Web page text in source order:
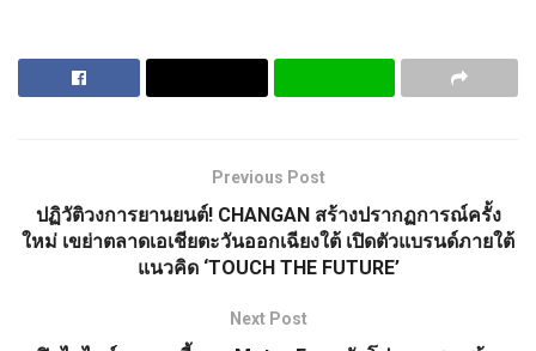
Previous Post
ปฏิวัติวงการยานยนต์! CHANGAN สร้างปรากฏการณ์ครั้ง
ใหม่ เขย่าตลาดเอเชียตะวันออกเฉียงใต้ เปิดตัวแบรนด์ภายใต้
แนวคิด ‘TOUCH THE FUTURE’
Next Post